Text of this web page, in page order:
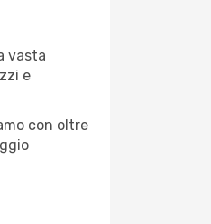
vasta
e
con oltre